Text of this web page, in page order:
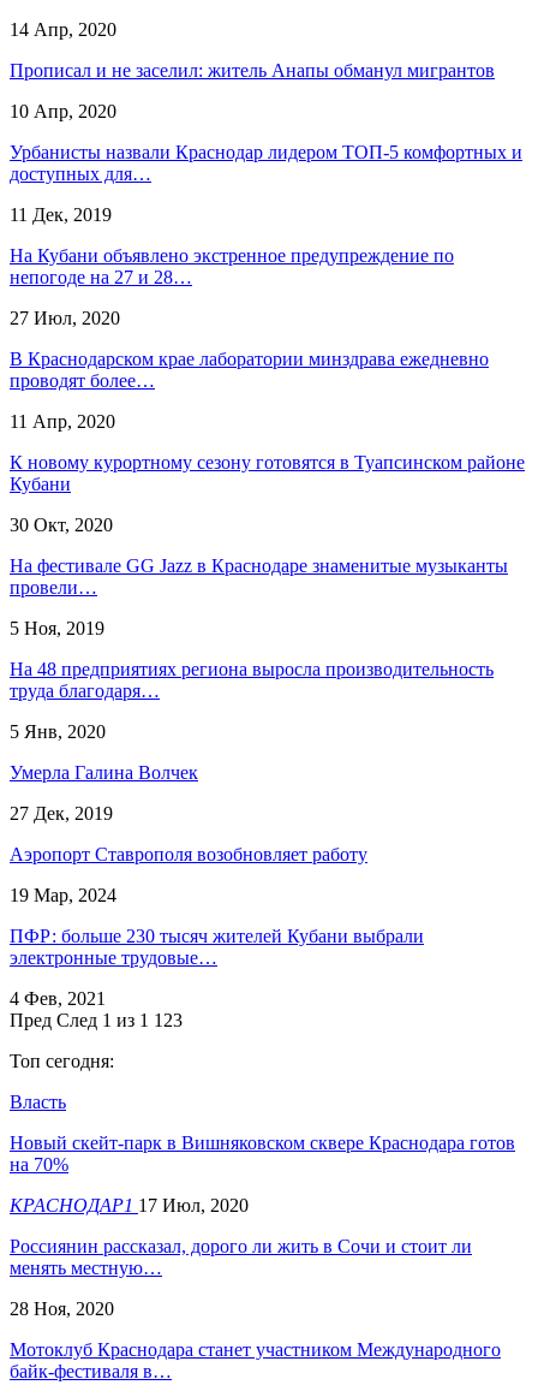
14 Апр, 2020
Прописал и не заселил: житель Анапы обманул мигрантов
10 Апр, 2020
Урбанисты назвали Краснодар лидером ТОП-5 комфортных и
доступных для…
11 Дек, 2019
На Кубани объявлено экстренное предупреждение по
непогоде на 27 и 28…
27 Июл, 2020
В Краснодарском крае лаборатории минздрава ежедневно
проводят более…
11 Апр, 2020
К новому курортному сезону готовятся в Туапсинском районе
Кубани
30 Окт, 2020
На фестивале GG Jazz в Краснодаре знаменитые музыканты
провели…
5 Ноя, 2019
На 48 предприятиях региона выросла производительность
труда благодаря…
5 Янв, 2020
Умерла Галина Волчек
27 Дек, 2019
Аэропорт Ставрополя возобновляет работу
19 Мар, 2024
ПФР: больше 230 тысяч жителей Кубани выбрали
электронные трудовые…
4 Фев, 2021
Пред След 1 из 1 123
Топ сегодня:
Власть
Новый скейт-парк в Вишняковском сквере Краснодара готов
на 70%
КРАСНОДАР1 17 Июл, 2020
Россиянин рассказал, дорого ли жить в Сочи и стоит ли
менять местную…
28 Ноя, 2020
Мотоклуб Краснодара станет участником Международного
байк-фестиваля в…